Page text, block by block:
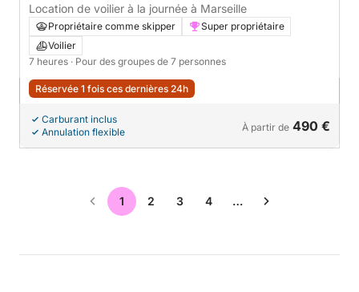
Location de voilier à la journée à Marseille
Propriétaire comme skipper
Super propriétaire
Voilier
7 heures · Pour des groupes de 7 personnes
Réservée 1 fois ces dernières 24h
Carburant inclus
Annulation flexible
À partir de 490 €
1 2 3 4 …